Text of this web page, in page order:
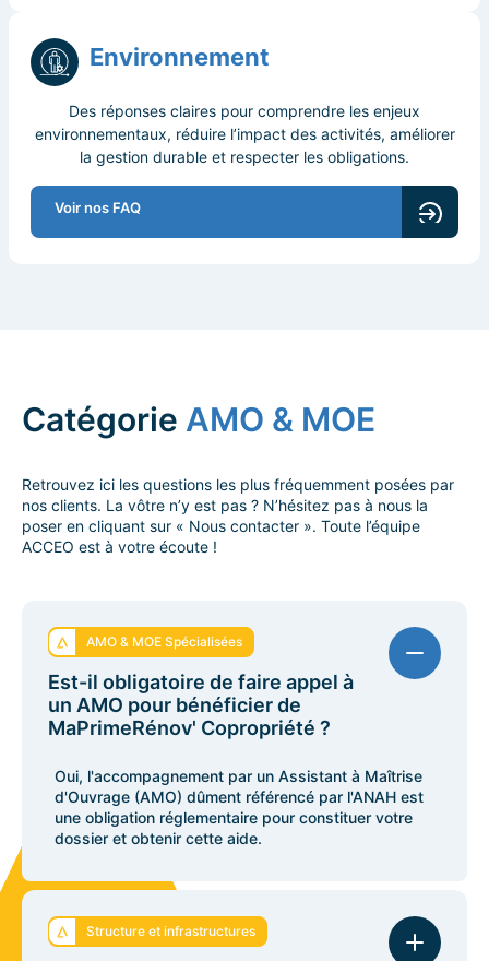
Environnement
Des réponses claires pour comprendre les enjeux
environnementaux, réduire l’impact des activités, améliorer
la gestion durable et respecter les obligations.
Voir nos FAQ
Catégorie AMO & MOE
Retrouvez ici les questions les plus fréquemment posées par
nos clients. La vôtre n’y est pas ? N’hésitez pas à nous la
poser en cliquant sur « Nous contacter ». Toute l’équipe
ACCEO est à votre écoute !
AMO & MOE Spécialisées
Est-il obligatoire de faire appel à
un AMO pour bénéficier de
MaPrimeRénov' Copropriété ?
Oui, l'accompagnement par un Assistant à Maîtrise
d'Ouvrage (AMO) dûment référencé par l'ANAH est
une obligation réglementaire pour constituer votre
dossier et obtenir cette aide.
Structure et infrastructures